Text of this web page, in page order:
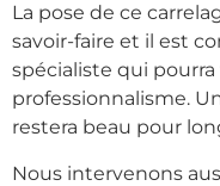
La pose de ce
savoir-faire et il est
spécialiste qui
professionnalisme.
restera beau pour
Nous intervenons